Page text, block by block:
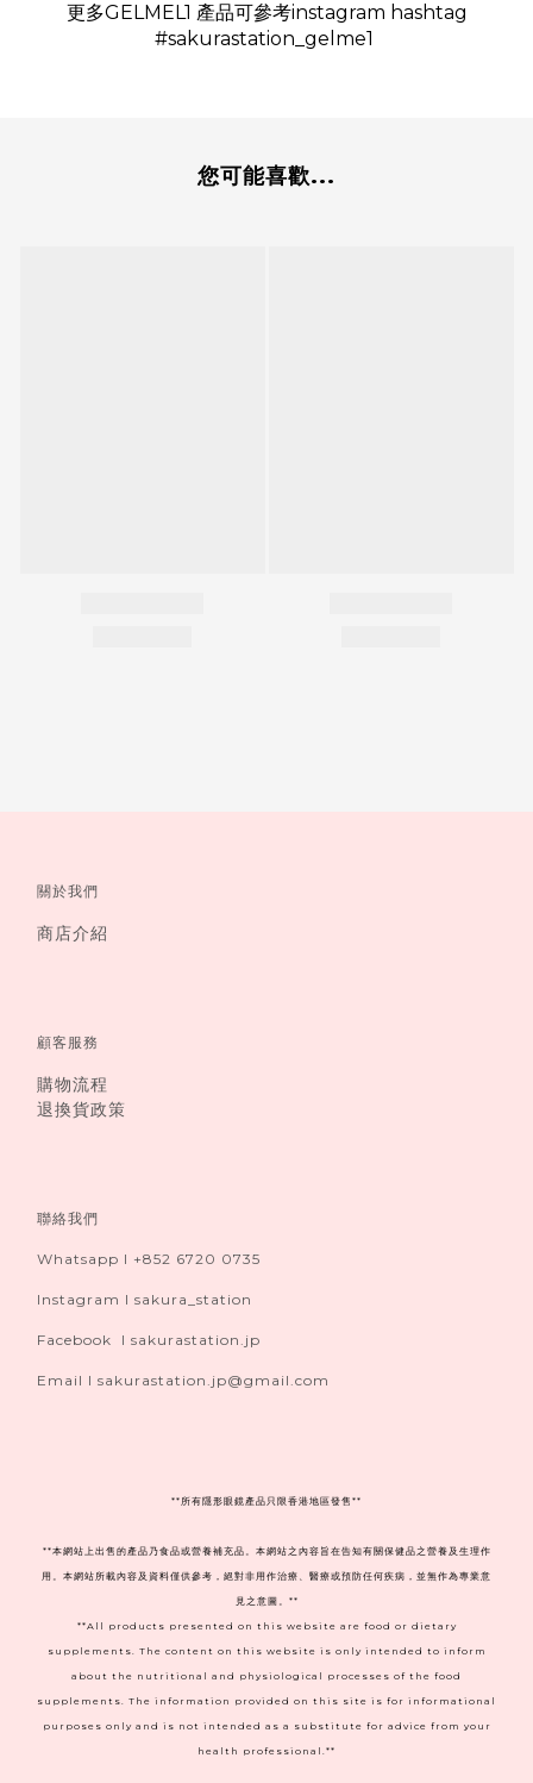
更多GELMEL1 產品可參考instagram hashtag
#sakurastation_gelme1
您可能喜歡...
關於我們
商店介紹
顧客服務
購物流程
退換貨政策
聯絡我們
Whatsapp I +852 6720 0735
Instagram I sakura_station
Facebook I sakurastation.jp
Email I sakurastation.jp@gmail.com
** 所有隱形眼鏡產品只限香港地區發售**
**本網站上出售的產品乃食品或營養補充品。本網站之內容旨在告知有關保健品之營養及生理作
用。本網站所載內容及資料僅供參考，絕對非用作治療、醫療或預防任何疾病，並無作為專業意
見之意圖。**
**All products presented on this website are food or dietary
supplements. The content on this website is only intended to inform
about the nutritional and physiological processes of the food
supplements. The information provided on this site is for informational
purposes only and is not intended as a substitute for advice from your
health professional.**